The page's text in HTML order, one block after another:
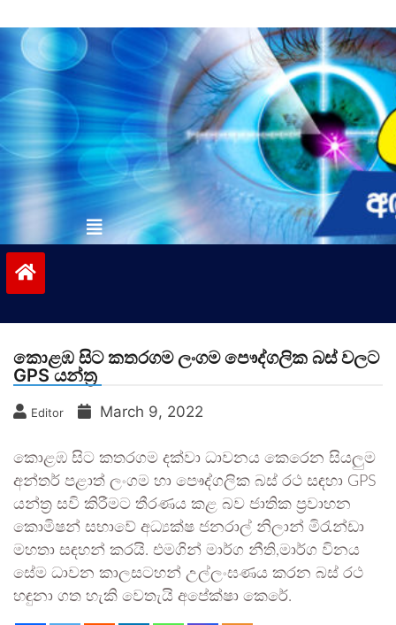
to
contentvinivida.lk
කොළඹ සිට කතරගම ලංගම පෞද්ගලික බස් වලට
GPS යන්ත්‍ර
Editor March 9, 2022
කොළඹ සිට කතරගම දක්වා ධාවනය කෙරෙන සියලුම
අන්තර් පළාත් ලංගම හා පෞද්ගලික බස් රථ සඳහා GPS
යන්ත්‍ර සවි කිරීමට තීරණය කළ බව ජාතික ප්‍රවාහන
කොමිෂන් සභාවේ අධ්‍යක්ෂ ජනරාල් නිලාන් මිරැන්ඩා
මහතා සඳහන් කරයි. එමගින් මාර්ග නීති,මාර්ග විනය
සේම ධාවන කාලසටහන් උල්ලංඝණය කරන බස් රථ
හඳුනා ගත හැකි වෙතැයි අපේක්ෂා කෙරේ.